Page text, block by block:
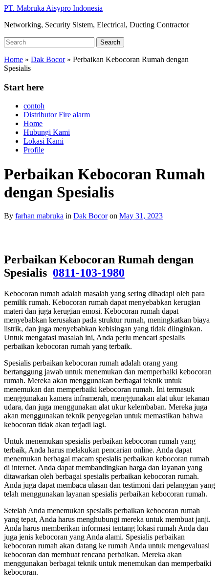
Skip
main
PT. Mabruka Aisypro Indonesia
Networking, Security Sistem, Electrical, Ducting Contractor
Search
for:
Search
Home » Dak Bocor» Perbaikan Kebocoran Rumah dengan
Spesialis
Start here
contoh
Distributor Fire alarm
Home
Hubungi Kami
Lokasi Kami
Profile
Perbaikan Kebocoran Rumah
dengan Spesialis
By farhan mabruka in Dak Bocoron May 31, 2023
Perbaikan Kebocoran Rumah dengan
Spesialis 0811-103-1980
Kebocoran rumah adalah masalah yang sering dihadapi oleh para
pemilik rumah. Kebocoran rumah dapat menyebabkan kerugian
materi dan juga kerugian emosi. Kebocoran rumah dapat
menyebabkan kerusakan pada struktur rumah, meningkatkan biaya
listrik, dan juga menyebabkan kebisingan yang tidak diinginkan.
Untuk mengatasi masalah ini, Anda perlu mencari spesialis
perbaikan kebocoran rumah yang terbaik.
Spesialis perbaikan kebocoran rumah adalah orang yang
bertanggung jawab untuk menemukan dan memperbaiki kebocoran
rumah. Mereka akan menggunakan berbagai teknik untuk
menemukan dan memperbaiki kebocoran rumah. Ini termasuk
menggunakan kamera inframerah, menggunakan alat ukur tekanan
udara, dan juga menggunakan alat ukur kelembaban. Mereka juga
akan menggunakan teknik penyegelan untuk memastikan bahwa
kebocoran tidak akan terjadi lagi.
Untuk menemukan spesialis perbaikan kebocoran rumah yang
terbaik, Anda harus melakukan pencarian online. Anda dapat
menemukan berbagai macam spesialis perbaikan kebocoran rumah
di internet. Anda dapat membandingkan harga dan layanan yang
ditawarkan oleh berbagai spesialis perbaikan kebocoran rumah.
Anda juga dapat membaca ulasan dan testimoni dari pelanggan yang
telah menggunakan layanan spesialis perbaikan kebocoran rumah.
Setelah Anda menemukan spesialis perbaikan kebocoran rumah
yang tepat, Anda harus menghubungi mereka untuk membuat janji.
Anda harus memberikan informasi tentang lokasi rumah Anda dan
juga jenis kebocoran yang Anda alami. Spesialis perbaikan
kebocoran rumah akan datang ke rumah Anda untuk mengevaluasi
kebocoran dan membuat rencana perbaikan. Mereka akan
menggunakan berbagai teknik untuk menemukan dan memperbaiki
kebocoran.